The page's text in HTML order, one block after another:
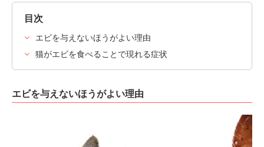
目次
エビを与えないほうがよい理由
猫がエビを食べることで現れる症状
エビを与えないほうがよい理由